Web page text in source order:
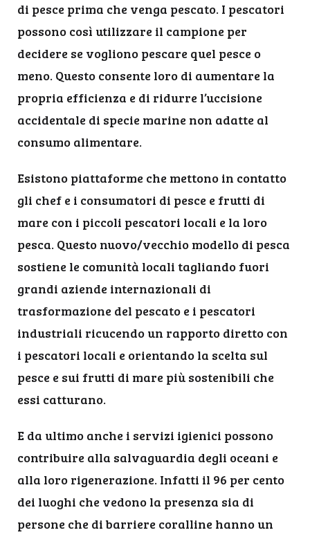
di pesce prima che venga pescato. I pescatori
possono così utilizzare il campione per
decidere se vogliono pescare quel pesce o
meno. Questo consente loro di aumentare la
propria efficienza e di ridurre l’uccisione
accidentale di specie marine non adatte al
consumo alimentare.
Esistono piattaforme che mettono in contatto
gli chef e i consumatori di pesce e frutti di
mare con i piccoli pescatori locali e la loro
pesca. Questo nuovo/vecchio modello di pesca
sostiene le comunità locali tagliando fuori
grandi aziende internazionali di
trasformazione del pescato e i pescatori
industriali ricucendo un rapporto diretto con
i pescatori locali e orientando la scelta sul
pesce e sui frutti di mare più sostenibili che
essi catturano.
E da ultimo anche i servizi igienici possono
contribuire alla salvaguardia degli oceani e
alla loro rigenerazione. Infatti il 96 per cento
dei luoghi che vedono la presenza sia di
persone che di barriere coralline hanno un